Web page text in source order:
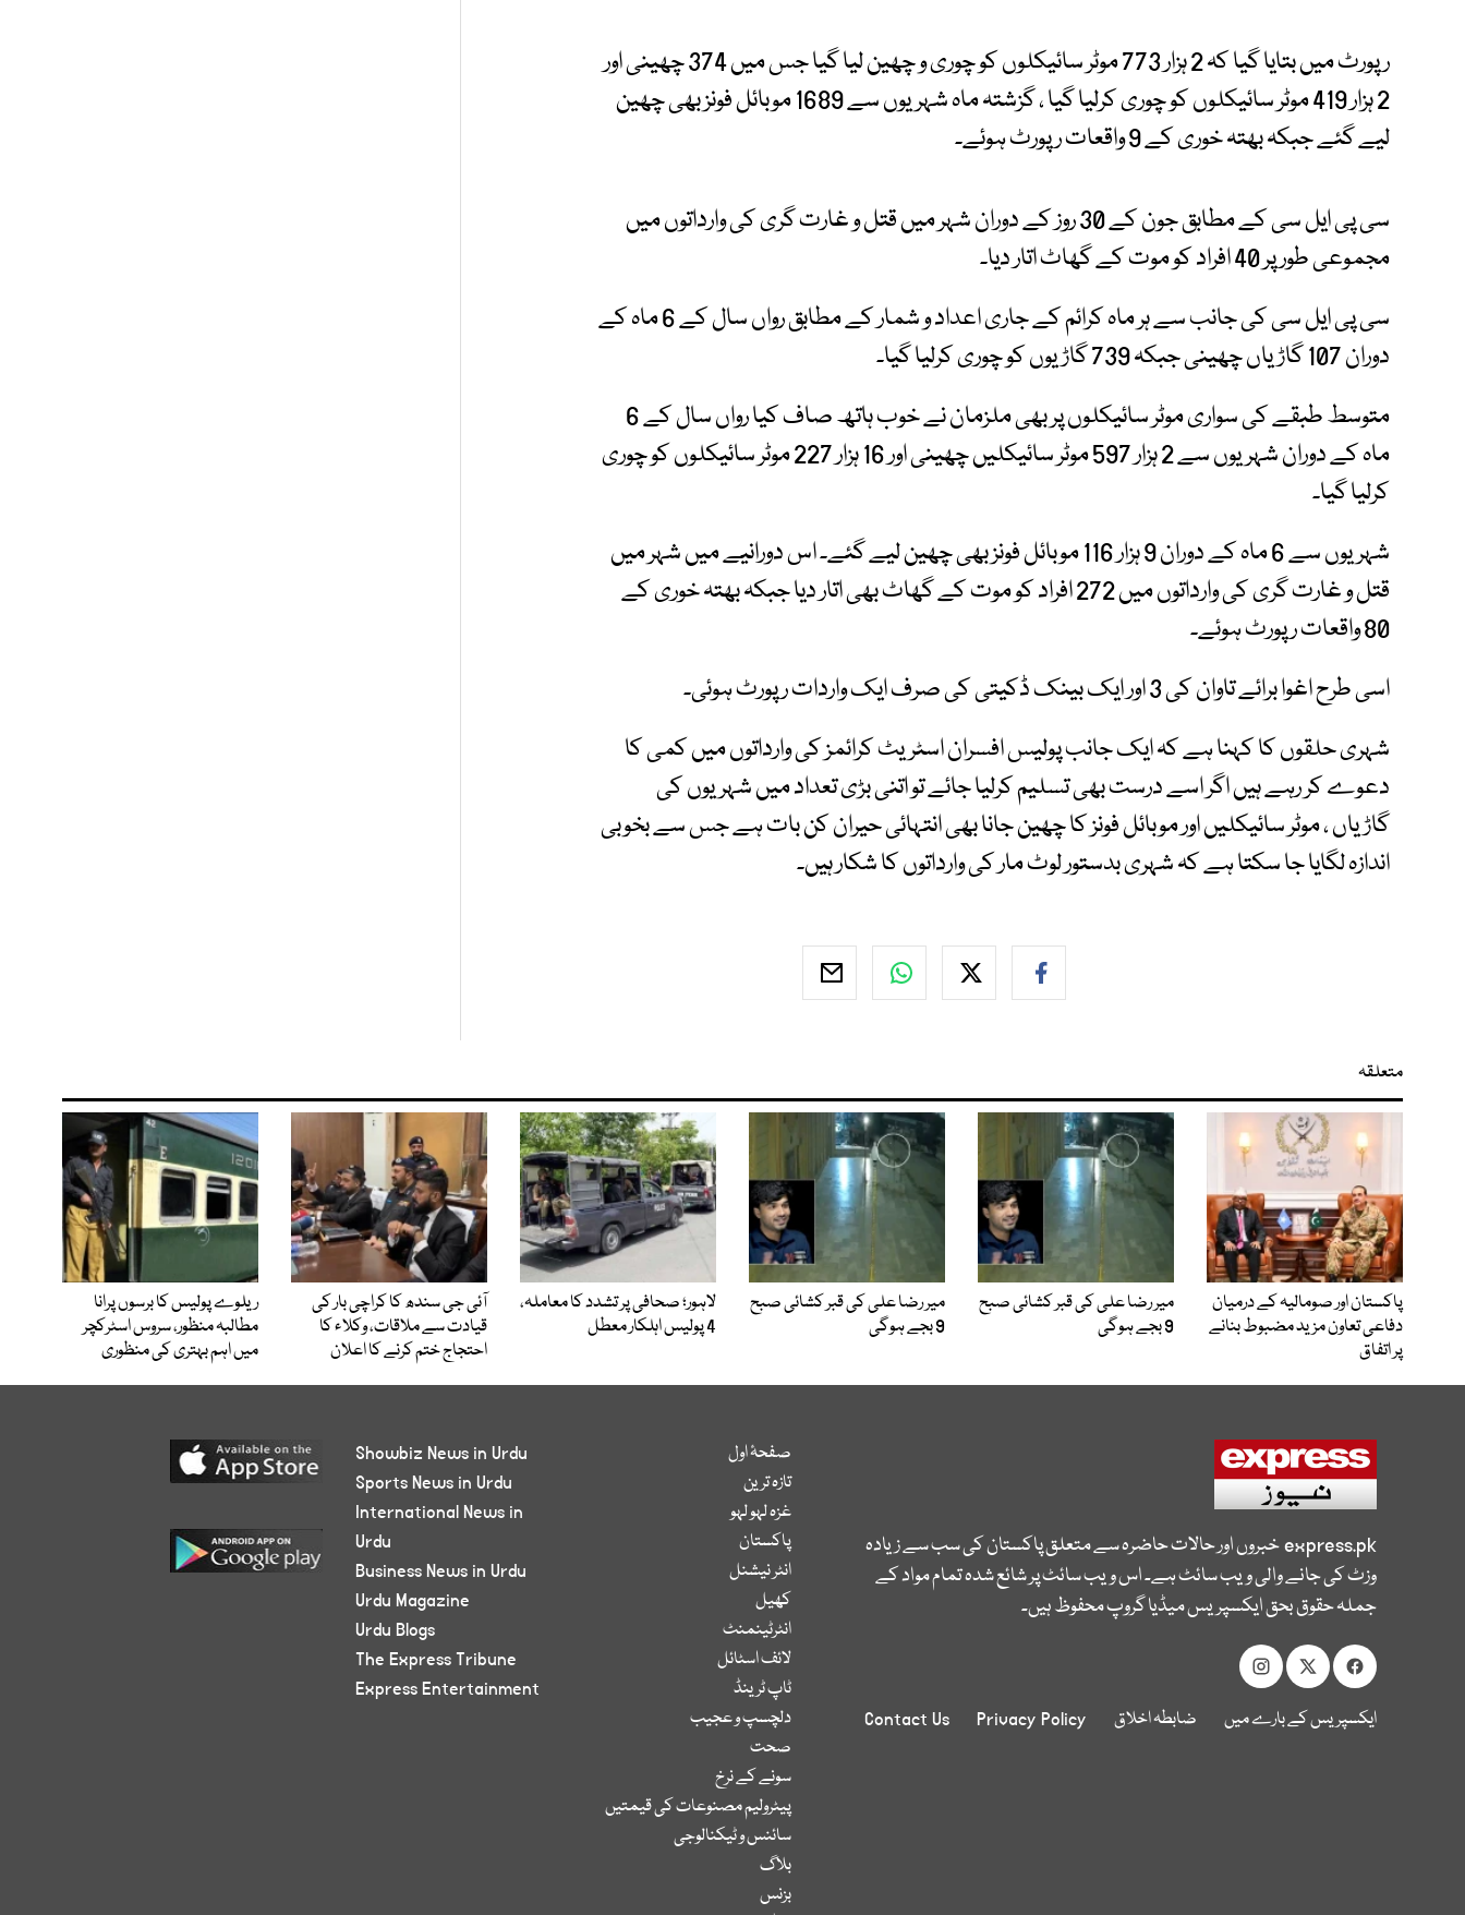
رپورٹ میں بتایا گیا کہ 2 ہزار 773 موٹر سائیکلوں کو چوری و چھین لیا گیا جس میں 374 چھینی اور
2 ہزار 419 موٹر سائیکلوں کو چوری کرلیا گیا ، گزشتہ ماہ شہریوں سے 1689 موبائل فونز بھی چھین
لیے گئے جبکہ بھتہ خوری کے 9 واقعات رپورٹ ہوئے۔
سی پی ایل سی کے مطابق جون کے 30 روز کے دوران شہر میں قتل و غارت گری کی وارداتوں میں
مجموعی طور پر 40 افراد کو موت کے گھاٹ اتار دیا۔
سی پی ایل سی کی جانب سے ہر ماہ کرائم کے جاری اعداد و شمار کے مطابق رواں سال کے 6 ماہ کے
دوران 107 گاڑیاں چھینی جبکہ 739 گاڑیوں کو چوری کرلیا گیا۔
متوسط طبقے کی سواری موٹر سائیکلوں پر بھی ملزمان نے خوب ہاتھ صاف کیا رواں سال کے 6
ماہ کے دوران شہریوں سے 2 ہزار 597 موٹر سائیکلیں چھینی اور 16 ہزار 227 موٹر سائیکلوں کو چوری
کرلیا گیا۔
شہریوں سے 6 ماہ کے دوران 9 ہزار 116 موبائل فونز بھی چھین لیے گئے۔ اس دورانیے میں شہر میں
قتل و غارت گری کی وارداتوں میں 272 افراد کو موت کے گھاٹ بھی اتار دیا جبکہ بھتہ خوری کے
80 واقعات رپورٹ ہوئے۔
اسی طرح اغوا برائے تاوان کی 3 اور ایک بینک ڈکیتی کی صرف ایک واردات رپورٹ ہوئی۔
شہری حلقوں کا کہنا ہے کہ ایک جانب پولیس افسران اسٹریٹ کرائمز کی وارداتوں میں کمی کا
دعوے کر رہے ہیں اگر اسے درست بھی تسلیم کرلیا جائے تو اتنی بڑی تعداد میں شہریوں کی
گاڑیاں ، موٹر سائیکلیں اور موبائل فونز کا چھین جانا بھی انتہائی حیران کن بات ہے جس سے بخوبی
اندازہ لگایا جا سکتا ہے کہ شہری بدستور لوٹ مار کی وارداتوں کا شکار ہیں۔
متعلقہ
پاکستان اور صومالیہ کے درمیان
دفاعی تعاون مزید مضبوط بنانے
پر اتفاق
میر رضا علی کی قبر کشائی صبح
9 بجے ہوگی
میر رضا علی کی قبر کشائی صبح
9 بجے ہوگی
لاہور؛ صحافی پر تشدد کا معاملہ،
4 پولیس اہلکار معطل
آئی جی سندھ کا کراچی بار کی
قیادت سے ملاقات، وکلاء کا
احتجاج ختم کرنے کا اعلان
ریلوے پولیس کا برسوں پرانا
مطالبہ منظور، سروس اسٹرکچر
میں اہم بہتری کی منظوری
express.pkخبروں اور حالات حاضرہ سے متعلق پاکستان کی سب سے زیادہ
وزٹ کی جانے والی ویب سائٹ ہے۔ اس ویب سائٹ پر شائع شدہ تمام مواد کے
جملہ حقوق بحق ایکسپریس میڈیا گروپ محفوظ ہیں۔
ایکسپریس کے بارے میں ضابطہ اخلاق Privacy Policy
Contact Us
صفحۂ اول
تازہ ترین
غزہ لہو لہو
پاکستان
انٹر نیشنل
کھیل
انٹرٹینمنٹ
لائف اسٹائل
ٹاپ ٹرینڈ
دلچسپ و عجیب
صحت
سونے کے نرخ
پیٹرولیم مصنوعات کی قیمتیں
سائنس و ٹیکنالوجی
بلاگ
بزنس
Showbiz News in Urdu
Sports News in Urdu
International News in
Urdu
Business News in Urdu
Urdu Magazine
Urdu Blogs
The Express Tribune
Express Entertainment